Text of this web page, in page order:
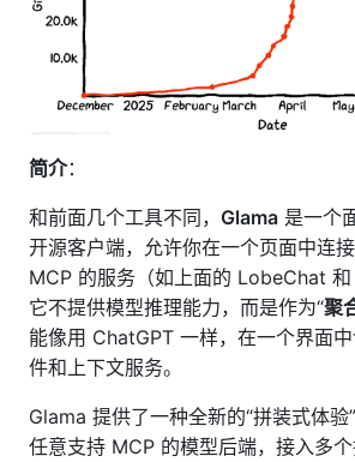
简介：
和前面几个工具不同， Glama 是一个
开源客户端，允许你在一个页面中连
MCP 的服务（如上面的 LobeChat 和
它不提供模型推理能力，而是作为“聚
能像用 ChatGPT 一样，在一个界面
件和上下文服务。
Glama 提供了一种全新的“拼装式体
任意支持 MCP 的模型后端，接入多